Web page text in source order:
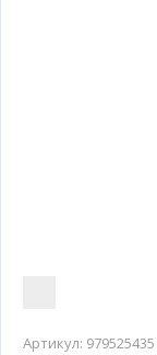
Артикул: 979525435